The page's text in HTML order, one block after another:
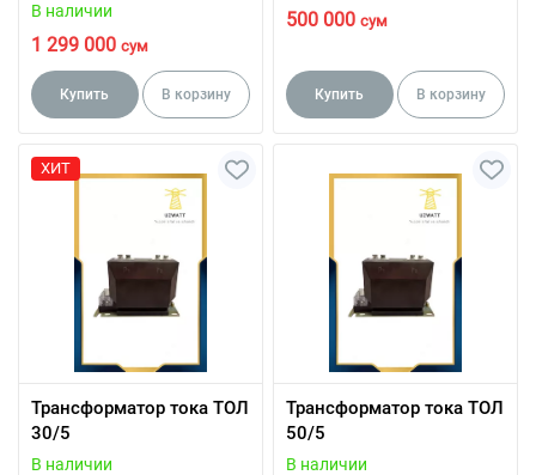
В наличии
1 299 000 сум
Купить В корзину
500 000 сум
Купить В корзину
ХИТ
Трансформатор тока ТОЛ
30/5
В наличии
Трансформатор тока ТОЛ
50/5
В наличии